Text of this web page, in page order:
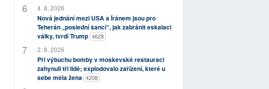
4. 8. 2026
Nová jednání mezi USA a Íránem jsou pro
Teherán „poslední šancí“, jak zabránit eskalaci
války, tvrdí Trump 4628
2. 8. 2026
Při výbuchu bomby v moskevské restauraci
zahynuli tři lidé; explodovalo zařízení, které u
sebe měla žena 4208